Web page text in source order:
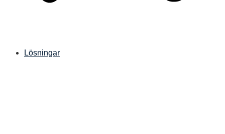
Lösningar